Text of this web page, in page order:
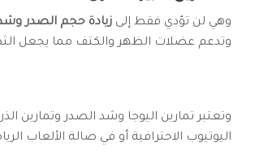
وهي لن تؤدي فقط إلى زيادة حجم الصدر وشد
وتدعم عضلات الظهر والكتف مما يجعل الثدي
وتعتبر تمارين اليوجا وشد الصدر وتمارين
اليوتيوب الاحترافية أو في صالة الألعاب